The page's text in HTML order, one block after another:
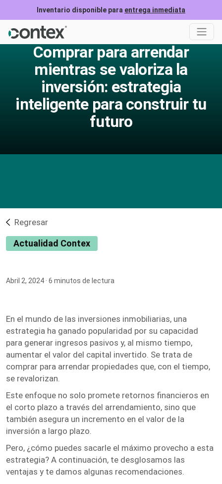
Inventario disponible para entrega inmediata
Comprar para arrendar
mientras se valoriza la
inversión: estrategia
inteligente para construir tu
futuro
Regresar
Actualidad Contex
Abril 2, 2024 · 6 minutos de lectura
En el mundo de las inversiones inmobiliarias, una
estrategia ha ganado popularidad por su capacidad
para generar ingresos pasivos y, al mismo tiempo,
aumentar el valor del capital invertido. Se trata de
comprar para arrendar propiedades que, con el tiempo,
se revalorizan.
Este enfoque no solo promete retornos financieros en
el corto plazo a través del arrendamiento, sino que
también asegura un incremento en el valor de la
inversión a largo plazo.
Pero, ¿cómo puedes sacarle el máximo provecho a esta
estrategia? A continuación, te desglosamos las
ventajas y te damos algunas recomendaciones.